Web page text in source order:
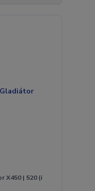
X450 | 520 (i